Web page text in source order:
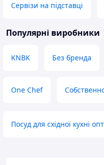
Сервізи на підставці
Популярні виробники
KNBK Без бренда
One Chef
Посуд для східної кухні